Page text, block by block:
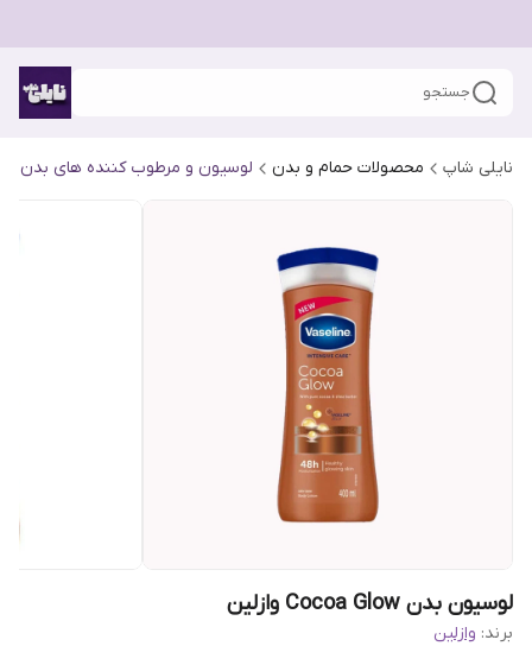
جستجو
نایلی شاپ محصولات حمام و بدن لوسیون و مرطوب کننده های بدن
لوسیون بدن Cocoa Glow وازلین
برند: وازلین